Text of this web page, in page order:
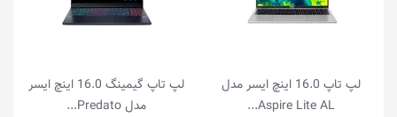
لپ تاپ گیمینگ 16.0 اینچ ایسر
مدل Predato...
لپ تاپ 15.6 اینچ ایسر مدل
Aspire Go 15 A...